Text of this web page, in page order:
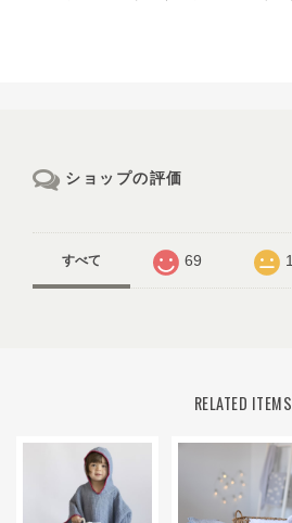
ショップの評価
すべて 69 1
RELATED ITEMS